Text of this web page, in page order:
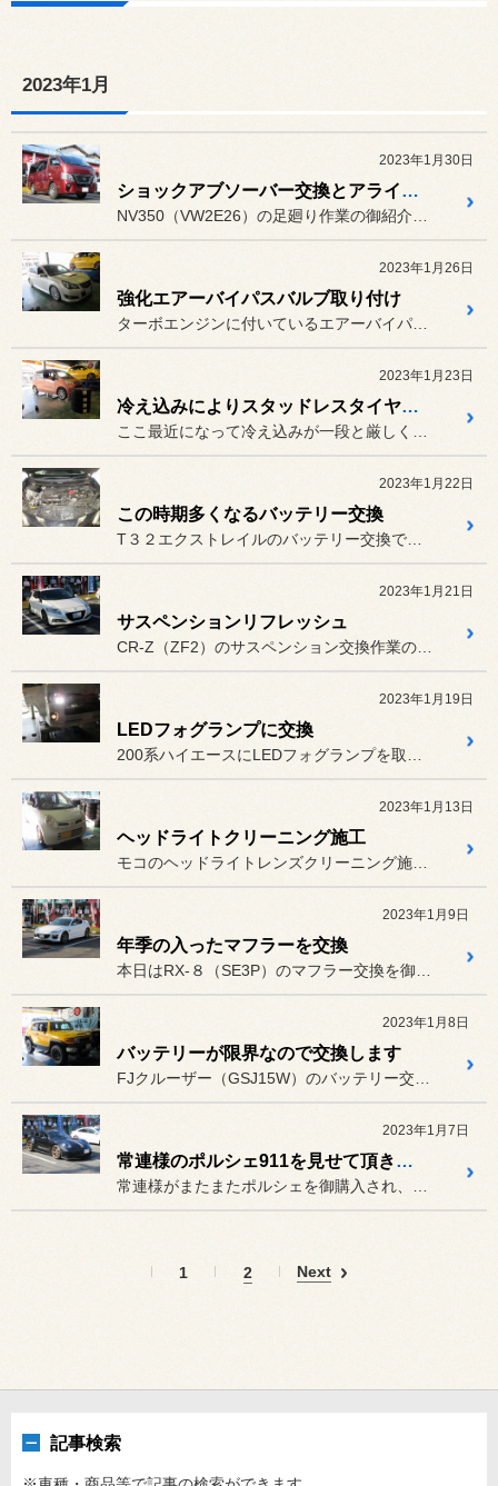
2023年1月
2023年1月30日
ショックアブソーバー交換とアライメント調整
2023年1月26日
強化エアーバイパスバルブ取り付け
2023年1月23日
冷え込みによりスタッドレスタイヤの駆け込み需要増加
2023年1月22日
この時期多くなるバッテリー交換
2023年1月21日
サスペンションリフレッシュ
2023年1月19日
LEDフォグランプに交換
2023年1月13日
ヘッドライトクリーニング施工
2023年1月9日
年季の入ったマフラーを交換
2023年1月8日
バッテリーが限界なので交換します
2023年1月7日
常連様のポルシェ911を見せて頂きました
1 2 Next
記事検索